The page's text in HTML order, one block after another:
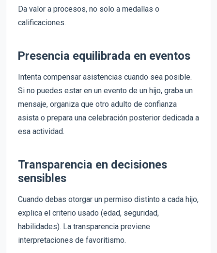
Da valor a procesos, no solo a medallas o
calificaciones.
Presencia equilibrada en eventos
Intenta compensar asistencias cuando sea posible.
Si no puedes estar en un evento de un hijo, graba un
mensaje, organiza que otro adulto de confianza
asista o prepara una celebración posterior dedicada a
esa actividad.
Transparencia en decisiones
sensibles
Cuando debas otorgar un permiso distinto a cada hijo,
explica el criterio usado (edad, seguridad,
habilidades). La transparencia previene
interpretaciones de favoritismo.